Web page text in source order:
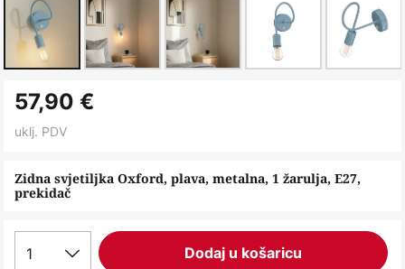
to
the
of
the
Zidna svjetiljka Oxford, plava, metalna, 1 žarulja, E27,
prekidač
57,90 €
uklj. PDV
1 Dodaj u košaricu